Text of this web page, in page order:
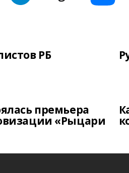
РБ
премьера
«Рыцари